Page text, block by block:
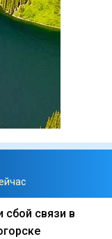
связи в